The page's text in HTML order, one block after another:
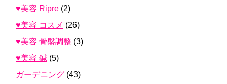
♥美容 Ripre (2)
♥美容 コスメ (26)
♥美容 骨盤調整 (3)
♥美容 鍼 (5)
ガーデニング (43)